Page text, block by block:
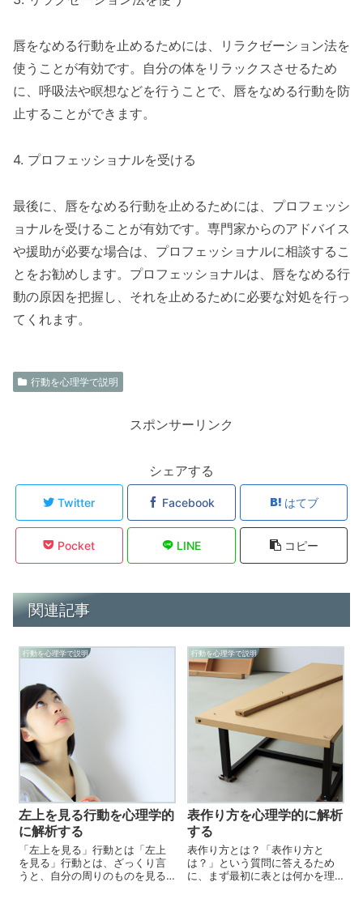
唇をなめる行動を止めるためには、リラクゼーション法を
使うことが有効です。自分の体をリラックスさせるため
に、呼吸法や瞑想などを行うことで、唇をなめる行動を防
止することができます。
4. プロフェッショナルを受ける
最後に、唇をなめる行動を止めるためには、プロフェッシ
ョナルを受けることが有効です。専門家からのアドバイス
や援助が必要な場合は、プロフェッショナルに相談するこ
とをお勧めします。プロフェッショナルは、唇をなめる行
動の原因を把握し、それを止めるために必要な対処を行っ
てくれます。
行動を心理学で説明
スポンサーリンク
シェアする
Twitter Facebook はてブ
Pocket LINE コピー
関連記事
行動を心理学で説明
左上を見る行動を心理学的
に解析する
「左上を見る」行動とは「左上
を見る」行動とは、ざっくり言
うと、自分の周りのものを見る
行動を心理学で説明
表作り方を心理学的に解析
する
表作り方とは？「表作り方と
は？」という質問に答えるため
に、まず最初に表とは何かを理